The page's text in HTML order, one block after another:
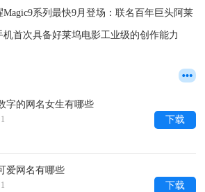
系列最快9月登场：联名百年巨头阿莱
首次具备好莱坞电影工业级的创作能力
字的网名女生有哪些
下载
爱网名有哪些
下载